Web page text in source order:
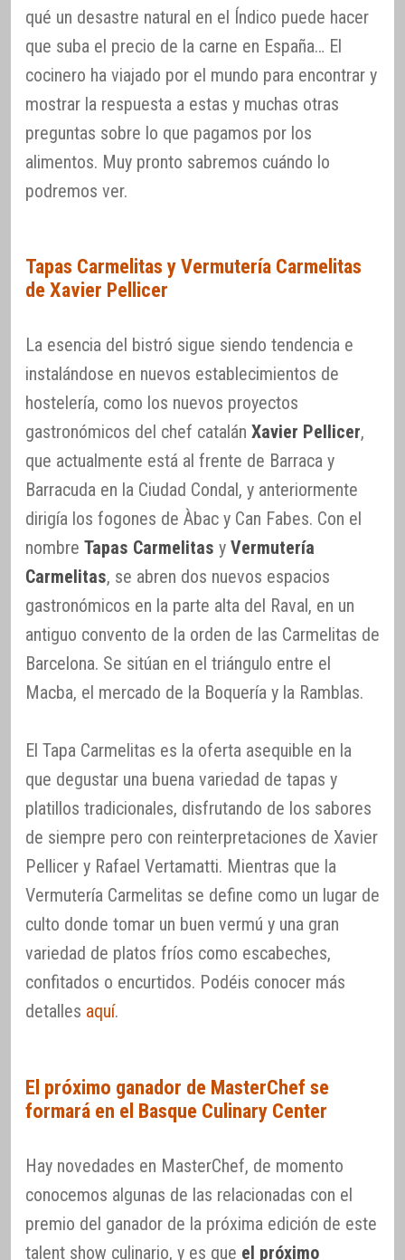
qué un desastre natural en el Índico puede hacer
que suba el precio de la carne en España… El
cocinero ha viajado por el mundo para encontrar y
mostrar la respuesta a estas y muchas otras
preguntas sobre lo que pagamos por los
alimentos. Muy pronto sabremos cuándo lo
podremos ver.
Tapas Carmelitas y Vermutería Carmelitas
de Xavier Pellicer
La esencia del bistró sigue siendo tendencia e
instalándose en nuevos establecimientos de
hostelería, como los nuevos proyectos
gastronómicos del chef catalán Xavier Pellicer,
que actualmente está al frente de Barraca y
Barracuda en la Ciudad Condal, y anteriormente
dirigía los fogones de Àbac y Can Fabes. Con el
nombre Tapas Carmelitas y Vermutería
Carmelitas, se abren dos nuevos espacios
gastronómicos en la parte alta del Raval, en un
antiguo convento de la orden de las Carmelitas de
Barcelona. Se sitúan en el triángulo entre el
Macba, el mercado de la Boquería y la Ramblas.
El Tapa Carmelitas es la oferta asequible en la
que degustar una buena variedad de tapas y
platillos tradicionales, disfrutando de los sabores
de siempre pero con reinterpretaciones de Xavier
Pellicer y Rafael Vertamatti. Mientras que la
Vermutería Carmelitas se define como un lugar de
culto donde tomar un buen vermú y una gran
variedad de platos fríos como escabeches,
confitados o encurtidos. Podéis conocer más
detalles aquí.
El próximo ganador de MasterChef se
formará en el Basque Culinary Center
Hay novedades en MasterChef, de momento
conocemos algunas de las relacionadas con el
premio del ganador de la próxima edición de este
talent show culinario, y es que el próximo